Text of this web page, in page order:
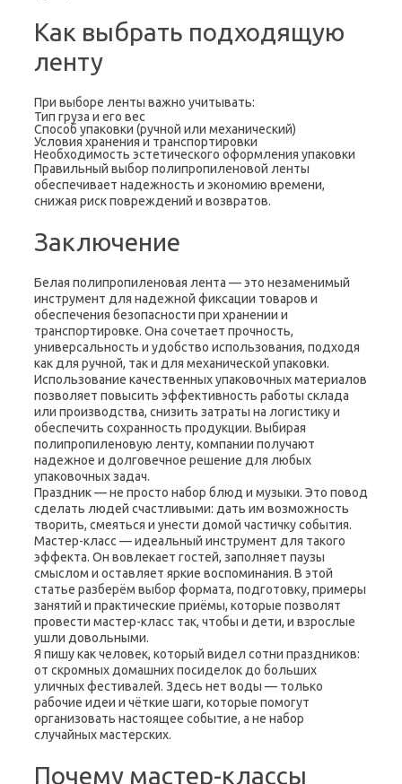
Как выбрать подходящую
ленту
При выборе ленты важно учитывать:
Тип груза и его вес
Способ упаковки (ручной или механический)
Условия хранения и транспортировки
Необходимость эстетического оформления упаковки
Правильный выбор полипропиленовой ленты
обеспечивает надежность и экономию времени,
снижая риск повреждений и возвратов.
Заключение
Белая полипропиленовая лента — это незаменимый
инструмент для надежной фиксации товаров и
обеспечения безопасности при хранении и
транспортировке. Она сочетает прочность,
универсальность и удобство использования, подходя
как для ручной, так и для механической упаковки.
Использование качественных упаковочных материалов
позволяет повысить эффективность работы склада
или производства, снизить затраты на логистику и
обеспечить сохранность продукции. Выбирая
полипропиленовую ленту, компании получают
надежное и долговечное решение для любых
упаковочных задач.
Праздник — не просто набор блюд и музыки. Это повод
сделать людей счастливыми: дать им возможность
творить, смеяться и унести домой частичку события.
Мастер-класс — идеальный инструмент для такого
эффекта. Он вовлекает гостей, заполняет паузы
смыслом и оставляет яркие воспоминания. В этой
статье разберём выбор формата, подготовку, примеры
занятий и практические приёмы, которые позволят
провести мастер-класс так, чтобы и дети, и взрослые
ушли довольными.
Я пишу как человек, который видел сотни праздников:
от скромных домашних посиделок до больших
уличных фестивалей. Здесь нет воды — только
рабочие идеи и чёткие шаги, которые помогут
организовать настоящее событие, а не набор
случайных мастерских.
Почему мастер-классы